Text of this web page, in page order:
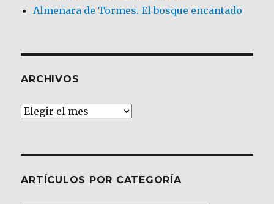
Almenara de Tormes. El bosque encantado
ARCHIVOS
Archivos
ARTÍCULOS POR CATEGORÍA